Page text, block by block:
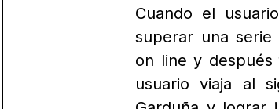
Cuando el
superar una
on line y después
usuario viaja al